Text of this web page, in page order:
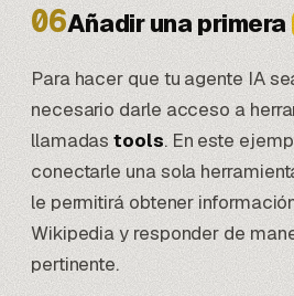
06Añadir una primera
Para hacer que tu agente IA
necesario darle acceso a
llamadastools. En este
conectarle una sola
le permitirá obtener
Wikipedia y responder de
pertinente.